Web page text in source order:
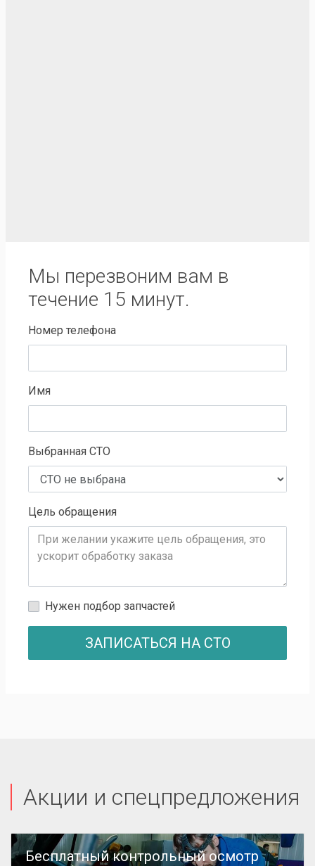
Мы перезвоним вам в
течение 15 минут.
Номер телефона
Имя
Выбранная СТО
Цель обращения
Нужен подбор запчастей
ЗАПИСАТЬСЯ НА СТО
Акции и спецпредложения
Бесплатный контрольный осмотр